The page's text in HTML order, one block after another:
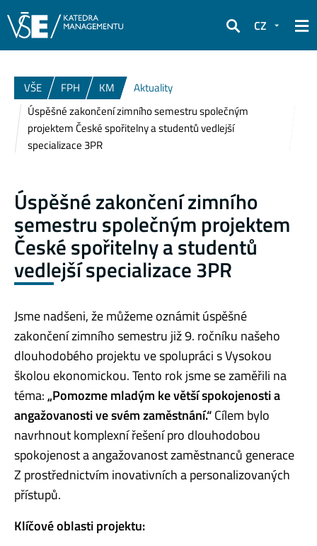
Hledat
CZ
VŠE FPH KM
Aktuality
Úspěšné zakončení zimního semestru společným
projektem České spořitelny a studentů vedlejší
specializace 3PR
Úspěšné zakončení zimního
semestru společným projektem
České spořitelny a studentů
vedlejší specializace 3PR
Jsme nadšeni, že můžeme oznámit úspěšné
zakončení zimního semestru již 9. ročníku našeho
dlouhodobého projektu ve spolupráci s Vysokou
školou ekonomickou. Tento rok jsme se zaměřili na
téma:„Pomozme mladým ke větší spokojenosti a
angažovanosti ve svém zaměstnání.“Cílem bylo
navrhnout komplexní řešení pro dlouhodobou
spokojenost a angažovanost zaměstnanců generace
Z prostřednictvím inovativních a personalizovaných
přístupů.
Klíčové oblasti projektu: